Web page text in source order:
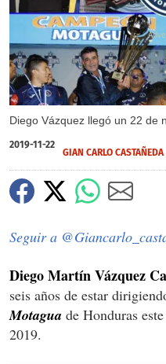
Diego Vázquez llegó un 22 de
2019-11-22
GIAN CARLO CASTAÑEDA
Seguir a
Diego Martín Vázquez
seis años de estar
Motagua de Honduras
2019.